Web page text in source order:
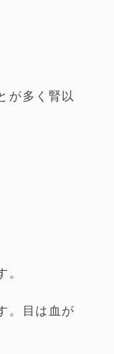
が多く腎以
。
。目は血が